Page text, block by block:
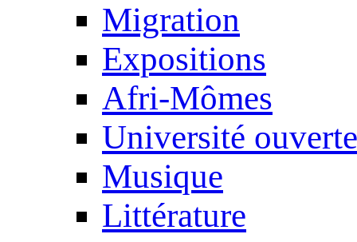
Migration
Expositions
Afri-Mômes
Université ouverte
Musique
Littérature